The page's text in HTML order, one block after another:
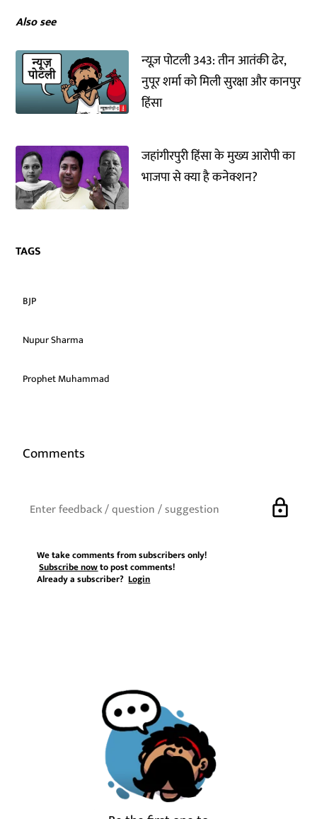
Also see
न्यूज़ पोटली 343: तीन आतंकी ढेर,
नुपूर शर्मा को मिली सुरक्षा और कानपुर
हिंसा
जहांगीरपुरी हिंसा के मुख्य आरोपी का
भाजपा से क्या है कनेक्शन?
TAGS
BJP
Nupur Sharma
Prophet Muhammad
Comments
lock
We take comments from subscribers only!
Subscribe nowto post comments!
Already a subscriber?Login